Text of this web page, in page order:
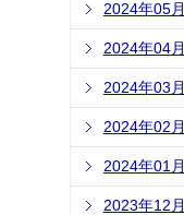
2024年05月
2024年04月
2024年03月
2024年02月
2024年01月
2023年12月